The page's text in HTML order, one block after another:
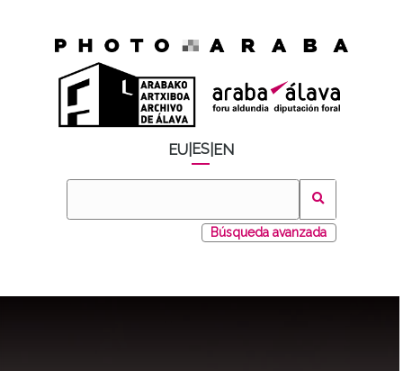
EU ES EN
Búsqueda avanzada